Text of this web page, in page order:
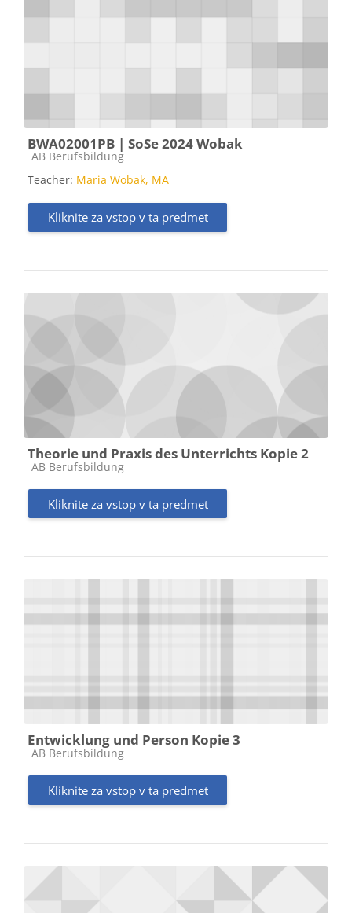
BWA02001PB | SoSe 2024 Wobak
Kategorija predmeta
AB Berufsbildung
Teacher: Maria Wobak, MA
Kliknite za vstop v ta predmet
Theorie und Praxis des Unterrichts Kopie 2
Kategorija predmeta
AB Berufsbildung
Kliknite za vstop v ta predmet
Entwicklung und Person Kopie 3
Kategorija predmeta
AB Berufsbildung
Kliknite za vstop v ta predmet